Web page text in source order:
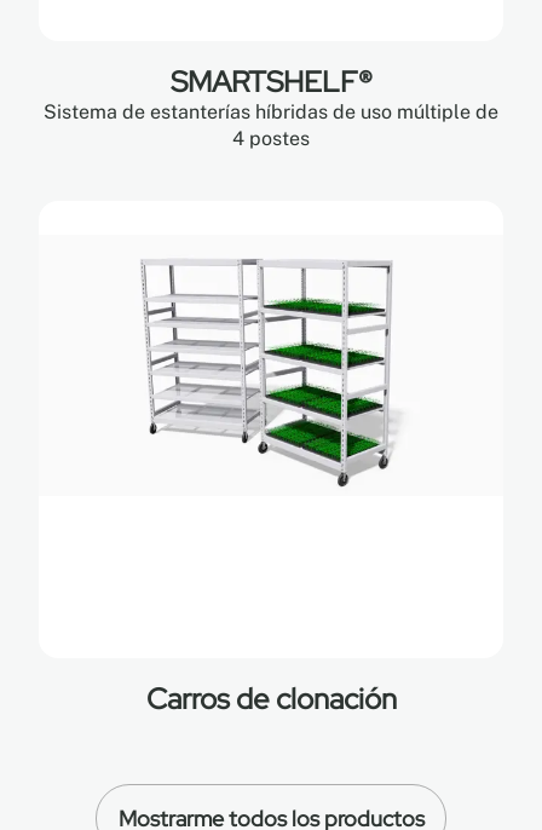
SMARTSHELF®
Sistema de estanterías híbridas de uso múltiple de
4 postes
Carros de clonación
Mostrarme todos los productos